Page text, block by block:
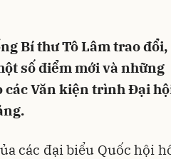
Bí thư Tô Lâm trao đổi,
số điểm mới và những
Văn kiện trình Đại
các đại biểu Quốc hội